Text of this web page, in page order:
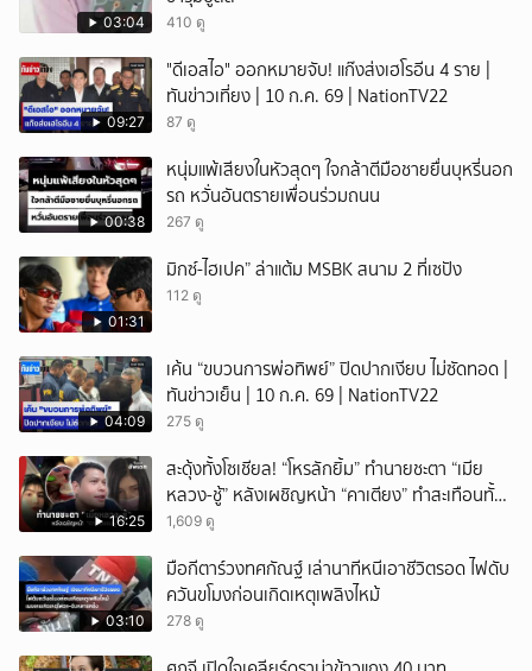
03:04 410 ดู
09:27
"ดีเอสไอ" ออกหมายจับ! แก๊งส่งเฮโรอีน 4 ราย |
ทันข่าวเที่ยง | 10 ก.ค. 69 | NationTV22
87 ดู
00:38
หนุ่มแพ้เสียงในหัวสุดๆ ใจกล้าตีมือชายยื่นบุหรี่นอก
รถ หวั่นอันตรายเพื่อนร่วมถนน
267 ดู
01:31
มิกซ์-ไฮเปค” ล่าแต้ม MSBK สนาม 2 ที่เซปัง
112 ดู
04:09
เค้น “ขบวนการพ่อทิพย์” ปิดปากเงียบ ไม่ซัดทอด |
ทันข่าวเย็น | 10 ก.ค. 69 | NationTV22
275 ดู
16:25
สะดุ้งทั้งโซเชียล! “โหรลักยิ้ม” ทำนายชะตา “เมีย
หลวง-ชู้” หลังเผชิญหน้า “คาเตียง” ทำสะเทือนทั้ง
ประเทศ
1,609 ดู
03:10
มือกีตาร์วงทศกัณฐ์ เล่านาทีหนีเอาชีวิตรอด ไฟดับ
ควันขโมงก่อนเกิดเหตุเพลิงไหม้
278 ดู
ยกเลิก